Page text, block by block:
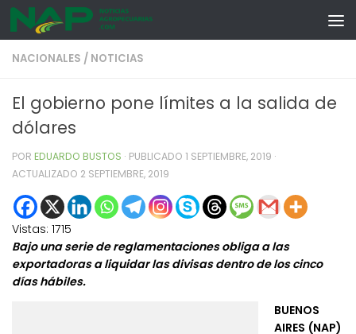
Skip to content
NACIONALES / NOTICIAS
El gobierno pone límites a la salida de
dólares
POR EDUARDO BUSTOS · PUBLICADO 1 SEPTIEMBRE, 2019 ·
ACTUALIZADO 2 SEPTIEMBRE, 2019
Vistas: 1715
Bajo una serie de reglamentaciones obliga a las
exportadoras a liquidar las divisas dentro de los cinco
días hábiles.
BUENOS
AIRES (NAP)